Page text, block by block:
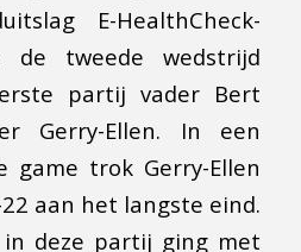
E-HealthCheck-
de tweede wedstrijd
partij vader Bert
Gerry-Ellen. In een
game trok Gerry-Ellen
aan het langste eind.
in deze partij ging met